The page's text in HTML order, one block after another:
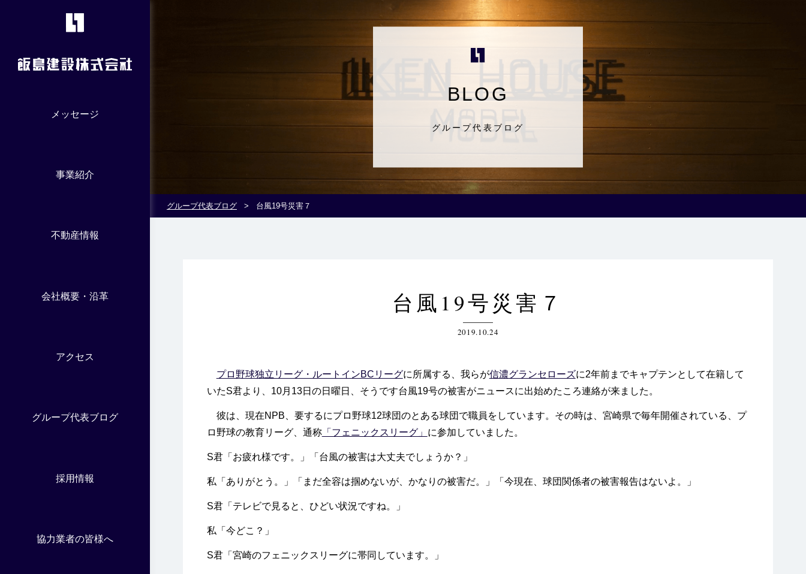
メッセージ
事業紹介
不動産情報
会社概要・沿革
アクセス
グループ代表ブログ
採用情報
協力業者の皆様へ
BLOG
グループ代表ブログ
グループ代表ブログ > 台風19号災害７
台風19号災害７
2019.10.24
プロ野球独立リーグ・ルートインBCリーグに所属する、我らが信濃グランセローズに2年前までキャプテンとして在籍して
いたS君より、10月13日の日曜日、そうです台風19号の被害がニュースに出始めたころ連絡が来ました。
彼は、現在NPB、要するにプロ野球12球団のとある球団で職員をしています。その時は、宮崎県で毎年開催されている、プ
ロ野球の教育リーグ、通称「フェニックスリーグ」 に参加していました。
S君「お疲れ様です。」「台風の被害は大丈夫でしょうか？」
私「ありがとう。」「まだ全容は掴めないが、かなりの被害だ。」「今現在、球団関係者の被害報告はないよ。」
S君「テレビで見ると、ひどい状況ですね。」
私「今どこ？」
S君「宮崎のフェニックスリーグに帯同しています。」